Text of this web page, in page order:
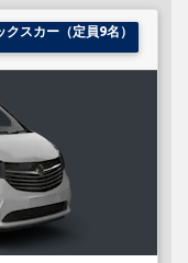
クスカー（定員9名）